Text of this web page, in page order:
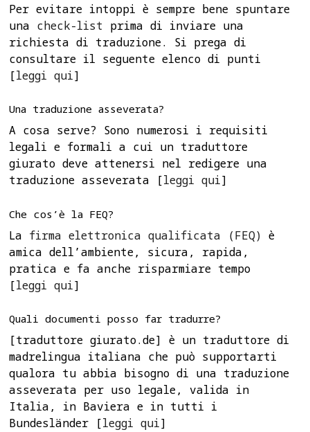
Per evitare intoppi è sempre bene spuntare
una check-list prima di inviare una
richiesta di traduzione. Si prega di
consultare il seguente elenco di punti
[leggi qui]
Una traduzione asseverata?
A cosa serve? Sono numerosi i requisiti
legali e formali a cui un traduttore
giurato deve attenersi nel redigere una
traduzione asseverata [leggi qui]
Che cos’è la FEQ?
La firma elettronica qualificata (FEQ) è
amica dell’ambiente, sicura, rapida,
pratica e fa anche risparmiare tempo
[leggi qui]
Quali documenti posso far tradurre?
[traduttore giurato.de] è un traduttore di
madrelingua italiana che può supportarti
qualora tu abbia bisogno di una traduzione
asseverata per uso legale, valida in
Italia, in Baviera e in tutti i
Bundesländer [leggi qui]